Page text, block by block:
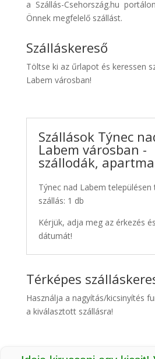
Transzfer
Kiwi
Taxi
a Szállás-Csehország.hu
Önnek megfelelő szállást.
Szálláskereső
Töltse ki az űrlapot és keressen
Labem városban!
Szállások Týnec
Labem városban -
szállodák,
Týnec nad Labem
szállás: 1 db
Kérjük, adja meg az érkezés
dátumát!
Térképes
Használja a nagyítás/kicsinyítés
a kiválasztott szállásra!